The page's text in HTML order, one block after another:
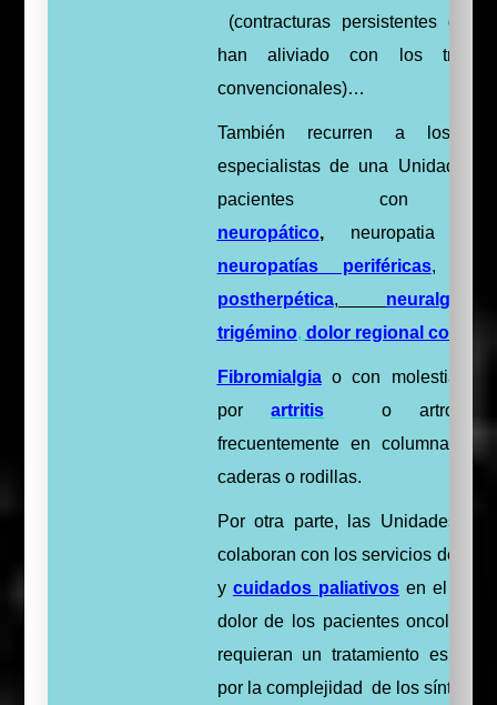
(contracturas persistentes que
han aliviado con los
convencionales)…
También recurren a los
especialistas de una Unidad del
pacientes con
neuropático, neuropatia
neuropatías periféricas,
postherpética,
trigémino, dolor regional
Fibromialgia o con molestias
porartritis
o artrosis
frecuentemente en columna,
caderas o rodillas.
Por otra parte, las Unidades de
colaboran con los servicios de
y cuidados paliativos en el
dolor de los pacientes
requieran un tratamiento
por la complejidad de los